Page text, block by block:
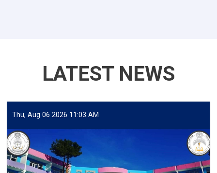
LATEST NEWS
Thu, Aug 06 2026 11:03 AM